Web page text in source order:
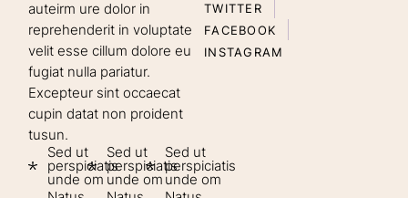
auteirm ure dolor in
reprehenderit in voluptate
velit esse cillum dolore eu
fugiat nulla pariatur.
Excepteur sint occaecat
cupin datat non proident
tusun.
Sed ut
perspiciatis
unde om
Sed ut
perspiciatis
unde om
Sed ut
perspiciatis
unde om
TWITTER
FACEBOOK
INSTAGRAM